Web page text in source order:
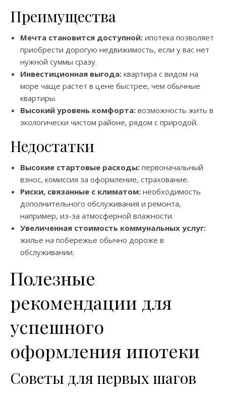
Преимущества
Мечта становится доступной: ипотека позволяет
приобрести дорогую недвижимость, если у вас нет
нужной суммы сразу.
Инвестиционная выгода: квартира с видом на
море чаще растет в цене быстрее, чем обычные
квартиры.
Высокий уровень комфорта: возможность жить в
экологически чистом районе, рядом с природой.
Недостатки
Высокие стартовые расходы: первоначальный
взнос, комиссия за оформление, страхование.
Риски, связанные с климатом: необходимость
дополнительного обслуживания и ремонта,
например, из-за атмосферной влажности.
Увеличенная стоимость коммунальных услуг:
жилье на побережье обычно дороже в
обслуживании.
Полезные
рекомендации для
успешного
оформления ипотеки
Советы для первых шагов